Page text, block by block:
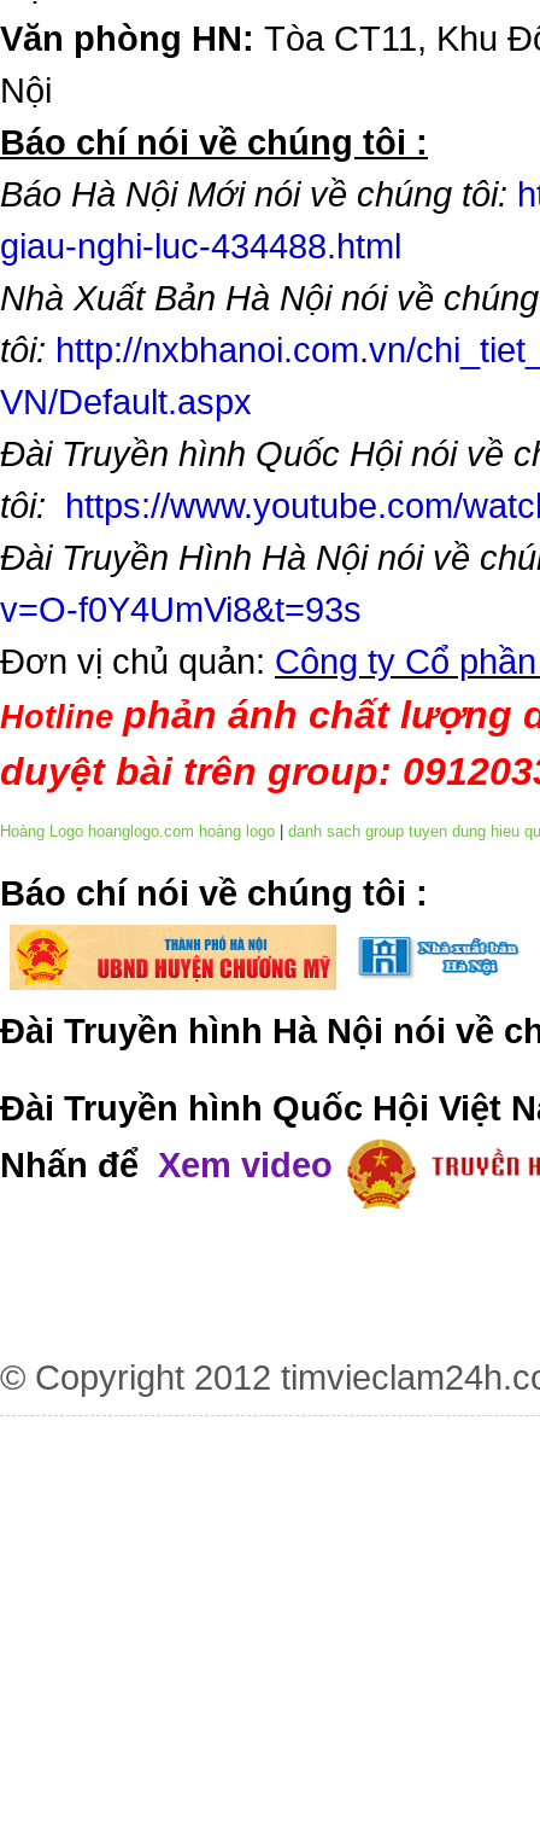
Văn phòng HN: Tòa CT11, Khu
Nội
​Báo chí nói về chúng tôi :
Báo Hà Nội Mới nói về chúng tôi:
giau-nghi-luc-434488.html
Nhà Xuất Bản Hà Nội nói về chúng
tôi: http://nxbhanoi.com.vn/
VN/Default.aspx
Đài Truyền hình Quốc Hội nói về
tôi: https://www.youtube.com/
Đài Truyền Hình Hà Nội nói về
v=O-f0Y4UmVi8&t=93s
Đơn vị chủ quản: Công ty Cổ
Hotline phản ánh chất lượng
duyệt bài trên group:
Hoàng Logo hoanglogo.com hoàng logo | danh sach group tuyen dung hieu
​Báo chí nói về chúng tôi :
Đài Truyền hình Hà Nội nói về
Đài Truyền hình Quốc Hội Việt
Nhấn để Xem video
© Copyright 2012